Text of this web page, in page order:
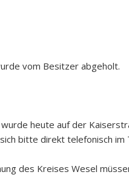
vom Besitzer abgeholt.
heute auf der
bitte direkt telefonisch im
des Kreises Wesel